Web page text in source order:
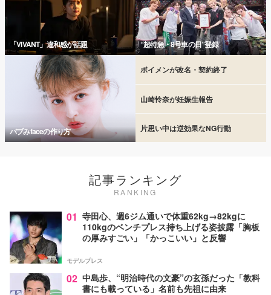
「VIVANT」違和感が話題 “超特急・8号車の日”登録
バブみfaceの作り方
ボイメンが改名・契約終了
山崎怜奈が妊娠生報告
片思い中は逆効果なNG行動
記事ランキング
RANKING
01 寺田心、週6ジム通いで体重62kg→82kgに
110kgのベンチプレス持ち上げる姿披露「胸板
の厚みすごい」「かっこいい」と反響
モデルプレス
02 中島歩、“明治時代の文豪”の玄孫だった「教科
書にも載っている」名前も先祖に由来